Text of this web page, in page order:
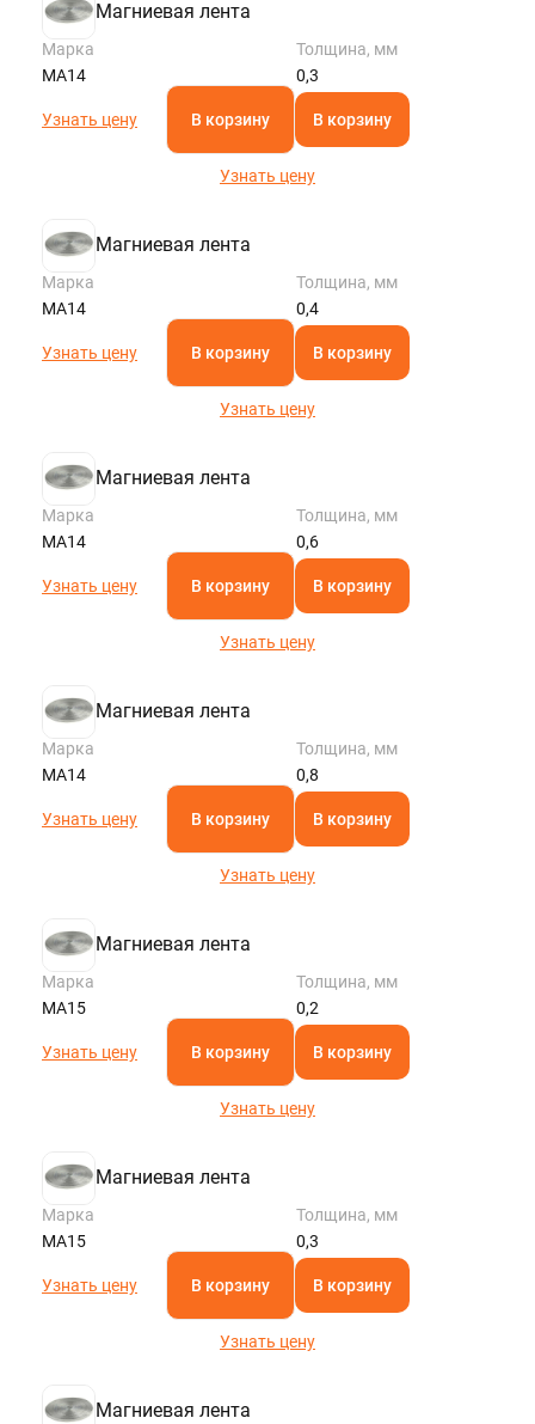
Магниевая лента
Марка
МА14
Толщина, мм
0,3
Узнать цену В корзину В корзину
Узнать цену
Магниевая лента
Марка
МА14
Толщина, мм
0,4
Узнать цену В корзину В корзину
Узнать цену
Магниевая лента
Марка
МА14
Толщина, мм
0,6
Узнать цену В корзину В корзину
Узнать цену
Магниевая лента
Марка
МА14
Толщина, мм
0,8
Узнать цену В корзину В корзину
Узнать цену
Магниевая лента
Марка
МА15
Толщина, мм
0,2
Узнать цену В корзину В корзину
Узнать цену
Магниевая лента
Марка
МА15
Толщина, мм
0,3
Узнать цену В корзину В корзину
Узнать цену
Магниевая лента